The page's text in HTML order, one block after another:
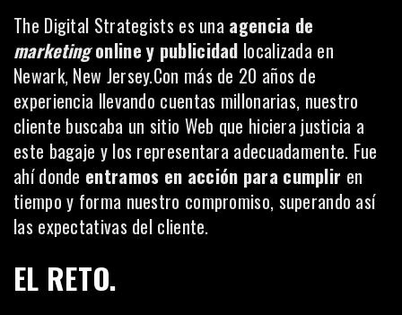
The Digital Strategists es una agencia de
marketingonline y publicidad localizada en
Newark, New Jersey.Con más de 20 años de
experiencia llevando cuentas millonarias, nuestro
cliente buscaba un sitio Web que hiciera justicia a
este bagaje y los representara adecuadamente. Fue
ahí donde entramos en acción para cumplir en
tiempo y forma nuestro compromiso, superando así
las expectativas del cliente.
EL RETO.